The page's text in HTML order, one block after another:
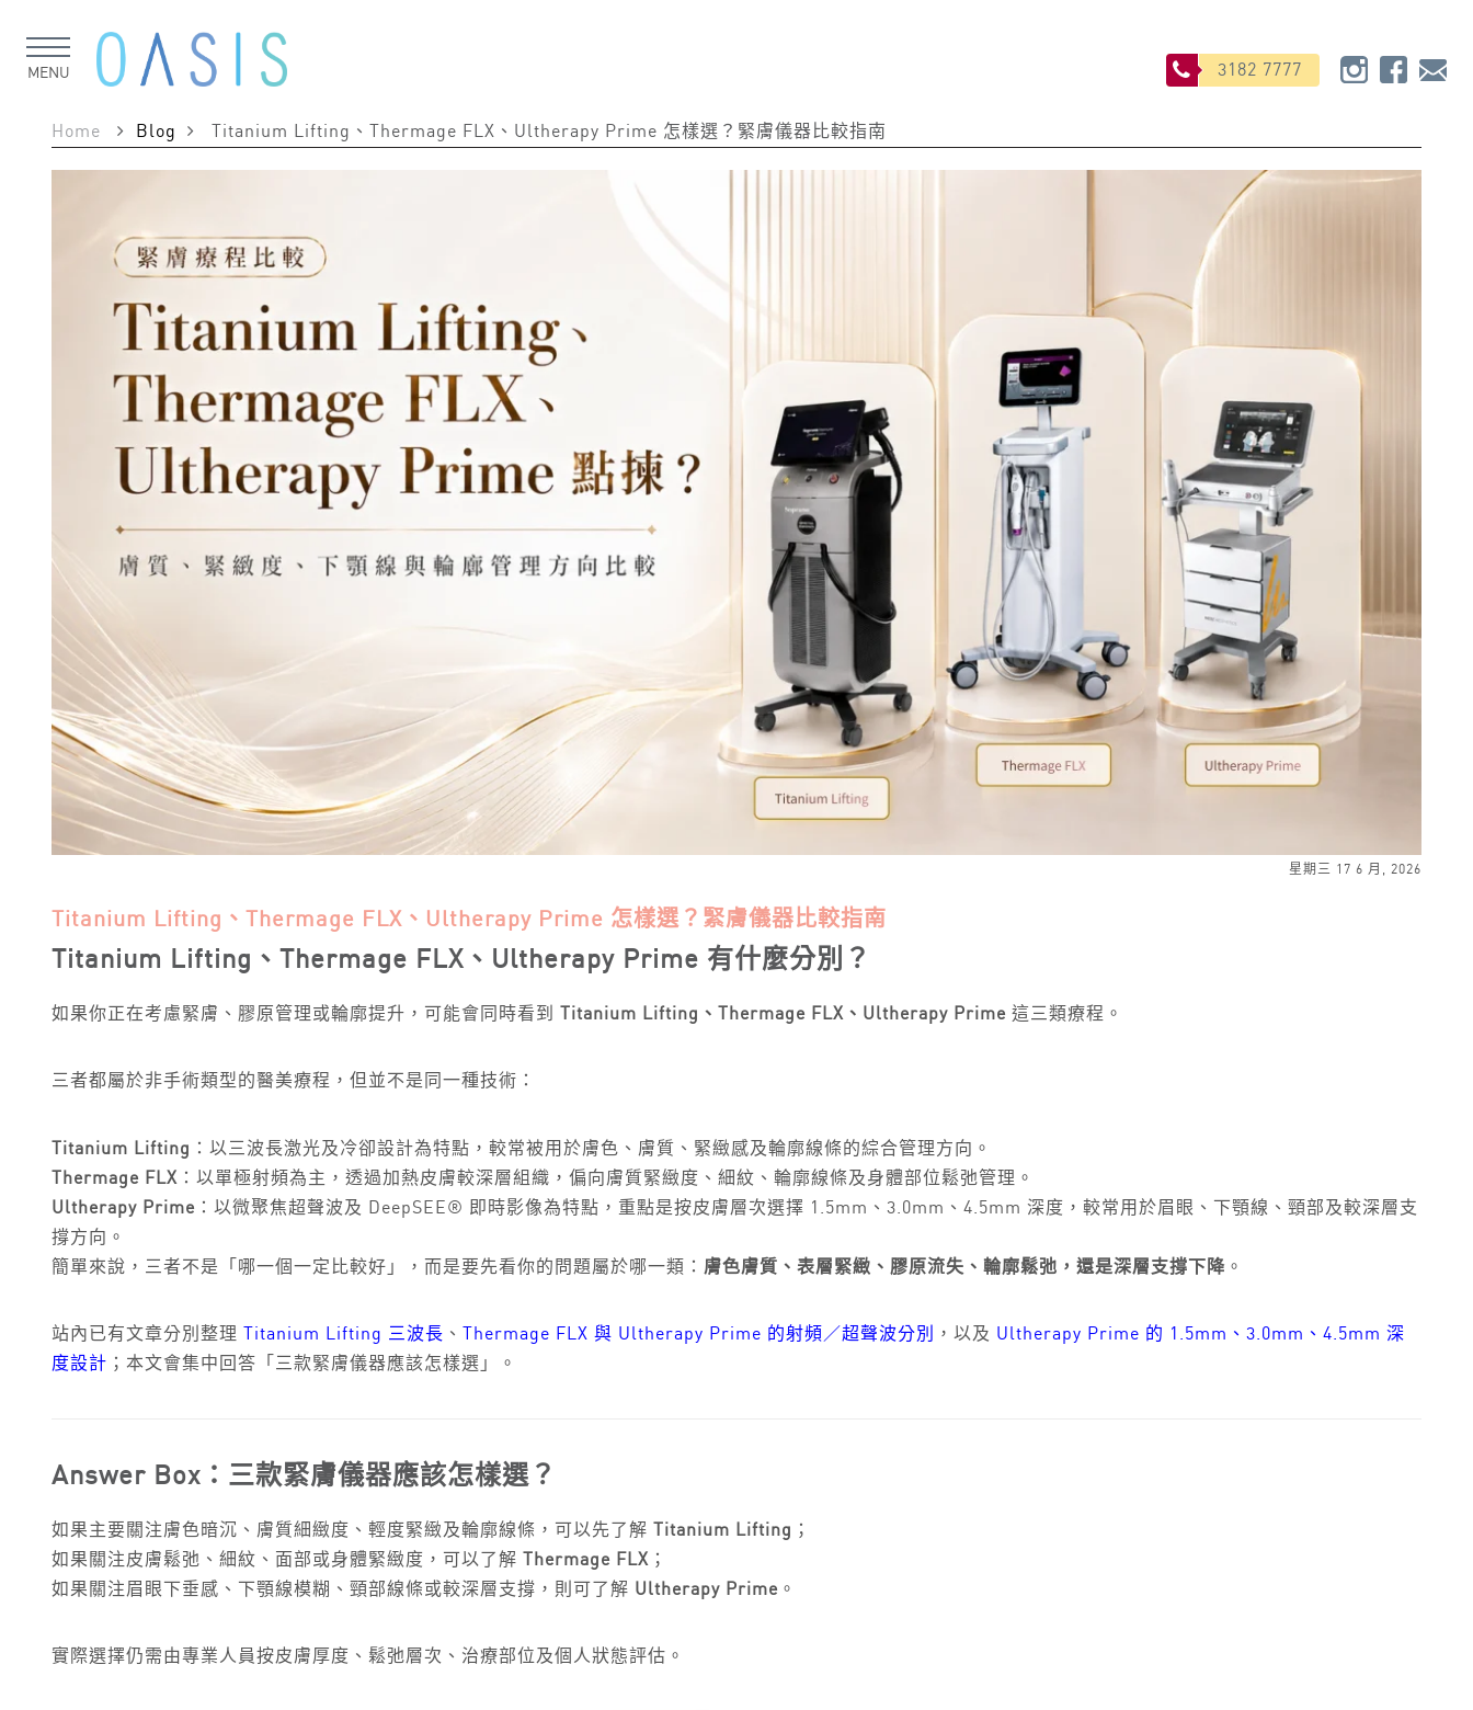
MENU 3182 7777
Home Blog Titanium Lifting、Thermage FLX、Ultherapy Prime 怎樣選？緊膚儀器比較指南
星期三 17 6 月, 2026
Titanium Lifting、Thermage FLX、Ultherapy Prime 怎樣選？緊膚儀器比較指南
Titanium Lifting、Thermage FLX、Ultherapy Prime 有什麼分別？
如果你正在考慮緊膚、膠原管理或輪廓提升，可能會同時看到 Titanium Lifting、Thermage FLX、Ultherapy Prime 這三類療程。
三者都屬於非手術類型的醫美療程，但並不是同一種技術：
Titanium Lifting ：以三波長激光及冷卻設計為特點，較常被用於膚色、膚質、緊緻感及輪廓線條的綜合管理方向。
Thermage FLX ：以單極射頻為主，透過加熱皮膚較深層組織，偏向膚質緊緻度、細紋、輪廓線條及身體部位鬆弛管理。
Ultherapy Prime ：以微聚焦超聲波及 DeepSEE® 即時影像為特點，重點是按皮膚層次選擇 1.5mm、3.0mm、4.5mm 深度，較常用於眉眼、下顎線、頸部及較深層支
撐方向。
簡單來說，三者不是「哪一個一定比較好」，而是要先看你的問題屬於哪一類： 膚色膚質、表層緊緻、膠原流失、輪廓鬆弛，還是深層支撐下降 。
站內已有文章分別整理 Titanium Lifting 三波長 、 Thermage FLX 與 Ultherapy Prime 的射頻／超聲波分別 ，以及 Ultherapy Prime 的 1.5mm、3.0mm、4.5mm 深
度設計 ；本文會集中回答「三款緊膚儀器應該怎樣選」。
Answer Box：三款緊膚儀器應該怎樣選？
如果主要關注膚色暗沉、膚質細緻度、輕度緊緻及輪廓線條，可以先了解 Titanium Lifting ；
如果關注皮膚鬆弛、細紋、面部或身體緊緻度，可以了解
Thermage FLX ；
如果關注眉眼下垂感、下顎線模糊、頸部線條或較深層支撐，則可了解 Ultherapy Prime 。
實際選擇仍需由專業人員按皮膚厚度、鬆弛層次、治療部位及個人狀態評估。